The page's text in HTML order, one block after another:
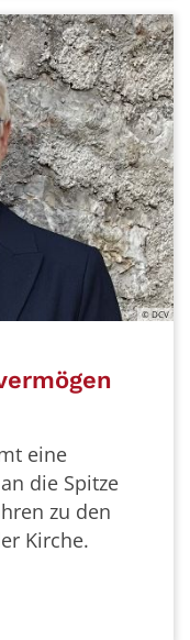
© DCV
eine
die Spitze
zu den
Kirche.